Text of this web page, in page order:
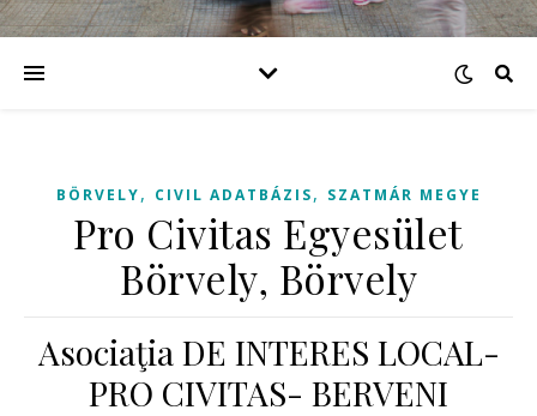
BÖRVELY, CIVIL ADATBÁZIS, SZATMÁR MEGYE
Pro Civitas Egyesület
Börvely, Börvely
Asociaţia DE INTERES LOCAL-
PRO CIVITAS- BERVENI